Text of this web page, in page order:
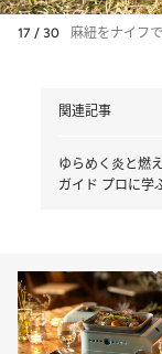
17 / 30 麻紐をナイフ
関連記事
ゆらめく炎と燃
ガイド プロに学